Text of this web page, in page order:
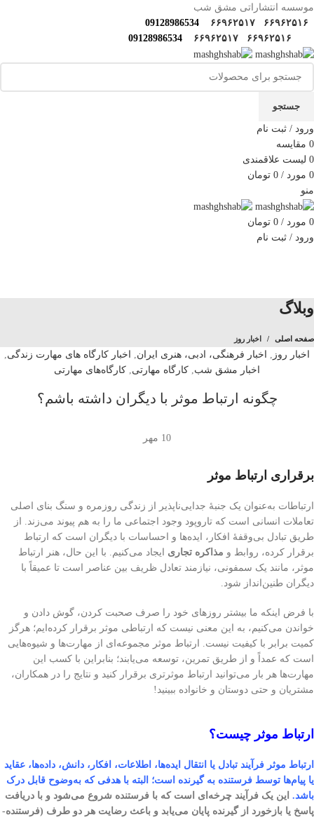
موسسه انتشاراتی مشق شب
۶۶۹۶۲۵۱۶
۶۶۹۶۲۵۱۷
09128986534
۶۶۹۶۲۵۱۶
۶۶۹۶۲۵۱۷ 09128986534
جستجو
ورود / ثبت نام
0 مقایسه
0 لیست علاقمندی
0 مورد /
0 تومان
منو
0 مورد /
0 تومان
ورود / ثبت نام
وبلاگ
صفحه اصلی اخبار روز
اخبار روز اخبار فرهنگی، ادبی، هنری ایران اخبار کارگاه های مهارت زندگی
اخبار مشق شب کارگاه مهارتی کارگاه‌های مهارتی
چگونه ارتباط موثر با دیگران داشته باشم؟
10 مهر
برقراری ارتباط موثر
ارتباطات به‌عنوان یک جنبهٔ جدایی‌ناپذیر از زندگی روزمره و سنگ بنای اصلی
تعاملات انسانی است که تاروپود وجود اجتماعی ما را به هم پیوند می‌زند. از
طریق تبادل بی‌وقفهٔ افکار، ایده‌ها و احساسات با دیگران است که ارتباط
برقرار کرده، روابط و مذاکره تجاری ایجاد می‌کنیم. با این حال، هنر ارتباط
موثر، مانند یک سمفونی، نیازمند تعادل ظریف بین عناصر است تا عمیقاً با
دیگران طنین‌انداز شود.
با فرض اینکه ما بیشتر روزهای خود را صرف صحبت کردن، گوش دادن و
خواندن می‌کنیم، به این معنی نیست که ارتباطی موثر برقرار کرده‌ایم؛ هرگز
کمیت برابر با کیفیت نیست. ارتباط موثر مجموعه‌ای از مهارت‌ها و شیوه‌هایی
است که عمداً و از طریق تمرین، توسعه می‌یابند؛ بنابراین با کسب این
مهارت‌ها هر بار می‌توانید ارتباط موثرتری برقرار کنید و نتایج را در همکاران،
مشتریان و حتی دوستان و خانواده ببینید!
ارتباط موثر چیست؟
ارتباط موثر فرآیند تبادل یا انتقال ایده‌ها، اطلاعات، افکار، دانش، داده‌ها، عقاید
یا پیام‌ها توسط فرستنده به گیرنده است؛ البته با هدفی که به‌وضوح قابل درک
باشد. این یک فرآیند چرخه‌ای است که با فرستنده شروع می‌شود و با دریافت
پاسخ یا بازخورد از گیرنده پایان می‌یابد و باعث رضایت هر دو طرف (فرستنده-